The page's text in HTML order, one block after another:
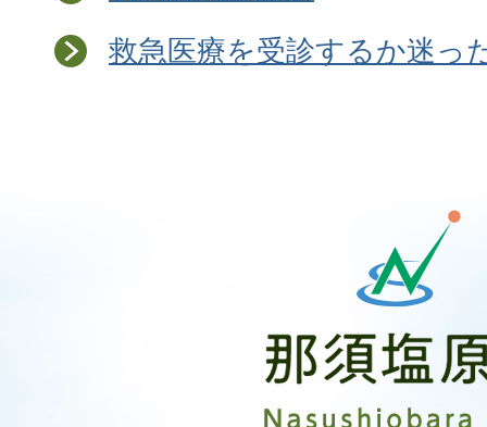
救急医療を受診するか迷っ
原
市